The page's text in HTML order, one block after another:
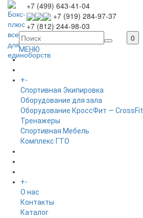
+7 (499) 643-41-04
+7 (919) 284-97-37
+7 (812) 244-98-03
0
МЕНЮ
ГЛАВНАЯ
+-
Спортивная Экипировка
Оборудование для зала
Оборудование КроссФит — CrossFit
Тренажеры
Спортивная Мебель
Комплекс ГТО
+-
O нас
Контакты
Каталог